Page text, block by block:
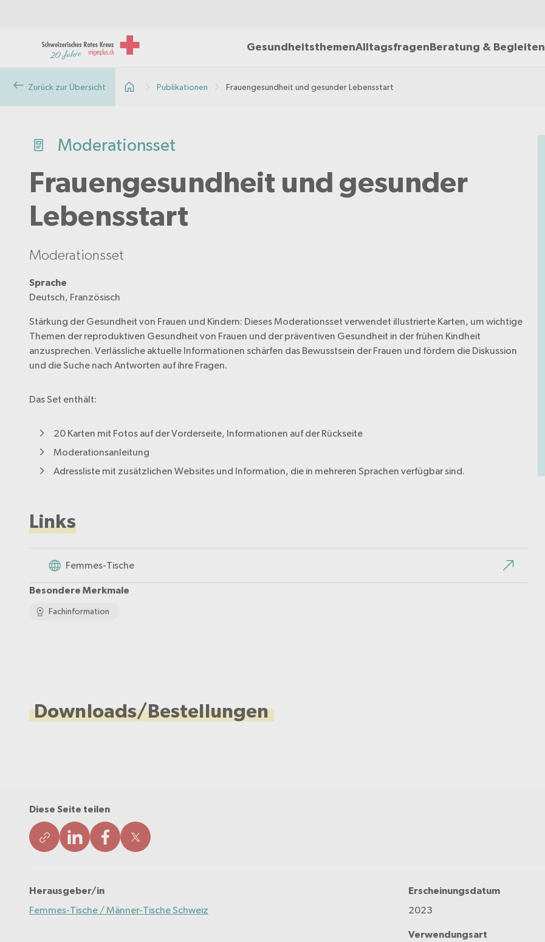
GesundheitsthemenAlltagsfragen Beratung & Begleiten
Zurück zur Übersicht Publikationen Frauengesundheit und gesunder Lebensstart
Moderationsset
Frauengesundheit und gesunder
Lebensstart
Moderationsset
Sprache
Deutsch, Französisch
Stärkung der Gesundheit von Frauen und Kindern: Dieses Moderationsset verwendet illustrierte Karten, um wichtige
Themen der reproduktiven Gesundheit von Frauen und der präventiven Gesundheit in der frühen Kindheit
anzusprechen. Verlässliche aktuelle Informationen schärfen das Bewusstsein der Frauen und fördern die Diskussion
und die Suche nach Antworten auf ihre Fragen.
Das Set enthält:
20 Karten mit Fotos auf der Vorderseite, Informationen auf der Rückseite
Moderationsanleitung
Adressliste mit zusätzlichen Websites und Information, die in mehreren Sprachen verfügbar sind.
Links
Femmes-Tische
Besondere Merkmale
Fachinformation
Downloads/Bestellungen
Diese Seite teilen
Herausgeber/in
Femmes-Tische / Männer-Tische Schweiz
Erscheinungsdatum
2023
Verwendungsart